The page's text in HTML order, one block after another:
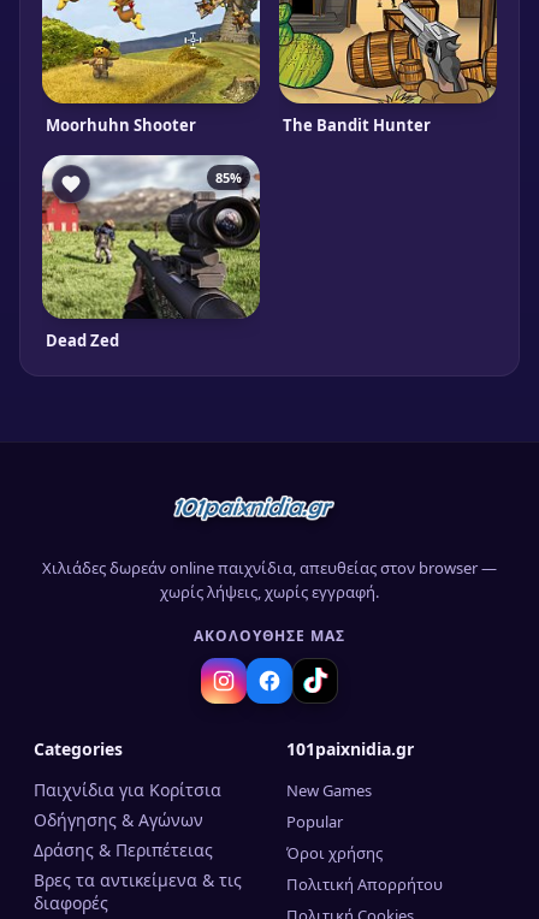
Moorhuhn Shooter The Bandit Hunter
85%
Dead Zed
Χιλιάδες δωρεάν online παιχνίδια, απευθείας στον browser —
χωρίς λήψεις, χωρίς εγγραφή.
ΑΚΟΛΟΎΘΗΣΈ ΜΑΣ
Categories
Παιχνίδια για Κορίτσια
Οδήγησης & Αγώνων
Δράσης & Περιπέτειας
Βρες τα αντικείμενα & τις
διαφορές
101paixnidia.gr
New Games
Popular
Όροι χρήσης
Πολιτική Απορρήτου